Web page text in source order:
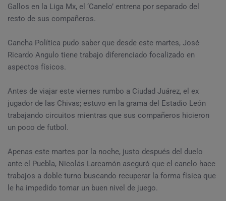
Gallos en la Liga Mx, el ‘Canelo’ entrena por separado del
resto de sus compañeros.
Cancha Política pudo saber que desde este martes, José
Ricardo Angulo tiene trabajo diferenciado focalizado en
aspectos físicos.
Antes de viajar este viernes rumbo a Ciudad Juárez, el ex
jugador de las Chivas; estuvo en la grama del Estadio León
trabajando circuitos mientras que sus compañeros hicieron
un poco de futbol.
Apenas este martes por la noche, justo después del duelo
ante el Puebla, Nicolás Larcamón aseguró que el canelo hace
trabajos a doble turno buscando recuperar la forma física que
le ha impedido tomar un buen nivel de juego.